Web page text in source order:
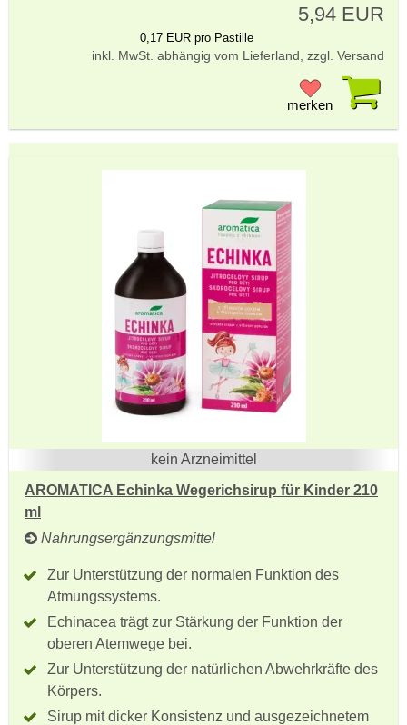
5,94 EUR
0,17 EUR pro Pastille
inkl. MwSt. abhängig vom Lieferland, zzgl. Versand
merken
kein Arzneimittel
AROMATICA Echinka Wegerichsirup für Kinder 210
ml
Nahrungsergänzungsmittel
Zur Unterstützung der normalen Funktion des
Atmungssystems.
Echinacea trägt zur Stärkung der Funktion der
oberen Atemwege bei.
Zur Unterstützung der natürlichen Abwehrkräfte des
Körpers.
Sirup mit dicker Konsistenz und ausgezeichnetem